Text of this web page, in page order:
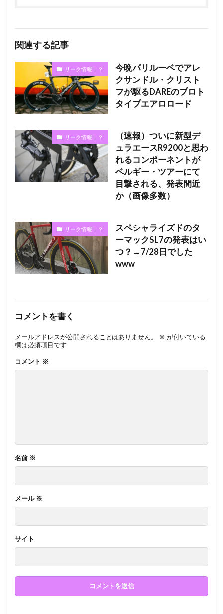
関連する記事
リーク情報！？
今晩パリルーベでアレ
クサンドル・クリスト
フが駆るDAREのプロト
タイプエアロロード
リーク情報！？
（速報）ついに新型デ
ュラエースR9200と思わ
れるコンポーネントが
ベルギー・ツアーにて
目撃される、発表間近
か（画像多数）
リーク情報！？
スペシャライズドのタ
ーマックSL7の発表はい
つ？→7/28日でした
www
コメントを書く
メールアドレスが公開されることはありません。 ※ が付いている
欄は必須項目です
コメント ※
名前 ※
メール ※
サイト